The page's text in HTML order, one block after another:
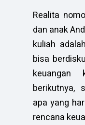
Realita
dan anak
kuliah
bisa
berikutnya,
apa yang
rencana